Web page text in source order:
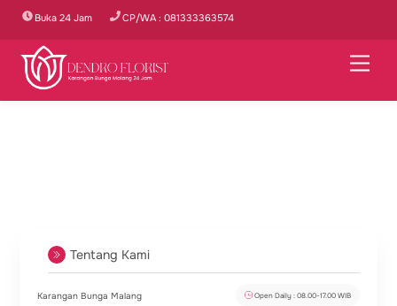
Skip
content
Buka 24 Jam CP/WA : 081333363574
Tentang Kami
Karangan Bunga Malang Open Daily : 08.00-17.00 WIB